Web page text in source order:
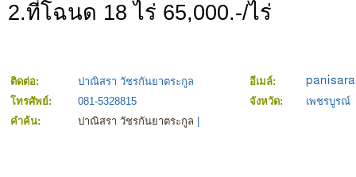
2.ที่โฉนด 18 ไร่ 65,000.-/ไร่
ติดต่อ: ปาณิสรา วัชรกันยาตระกูล
อีเมล์:
โทรศัพย์:
081-5328815 จังหวัด:
เพชรบูรณ์
คำค้น:
ปาณิสรา วัชรกันยาตระกูล